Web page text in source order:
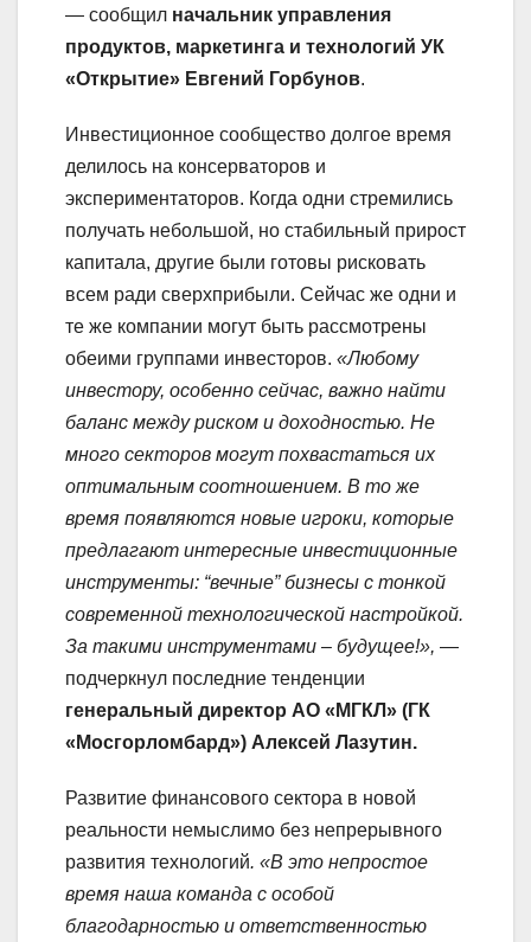
— сообщил начальник управления
продуктов, маркетинга и технологий УК
«Открытие» Евгений Горбунов.
Инвестиционное сообщество долгое время
делилось на консерваторов и
экспериментаторов. Когда одни стремились
получать небольшой, но стабильный прирост
капитала, другие были готовы рисковать
всем ради сверхприбыли. Сейчас же одни и
те же компании могут быть рассмотрены
обеими группами инвесторов. «Любому
инвестору, особенно сейчас, важно найти
баланс между риском и доходностью. Не
много секторов могут похвастаться их
оптимальным соотношением. В то же
время появляются новые игроки, которые
предлагают интересные инвестиционные
инструменты: “вечные” бизнесы с тонкой
современной технологической настройкой.
За такими инструментами – будущее!», —
подчеркнул последние тенденции
генеральный директор АО «МГКЛ» (ГК
«Мосгорломбард») Алексей Лазутин.
Развитие финансового сектора в новой
реальности немыслимо без непрерывного
развития технологий. «В это непростое
время наша команда с особой
благодарностью и ответственностью